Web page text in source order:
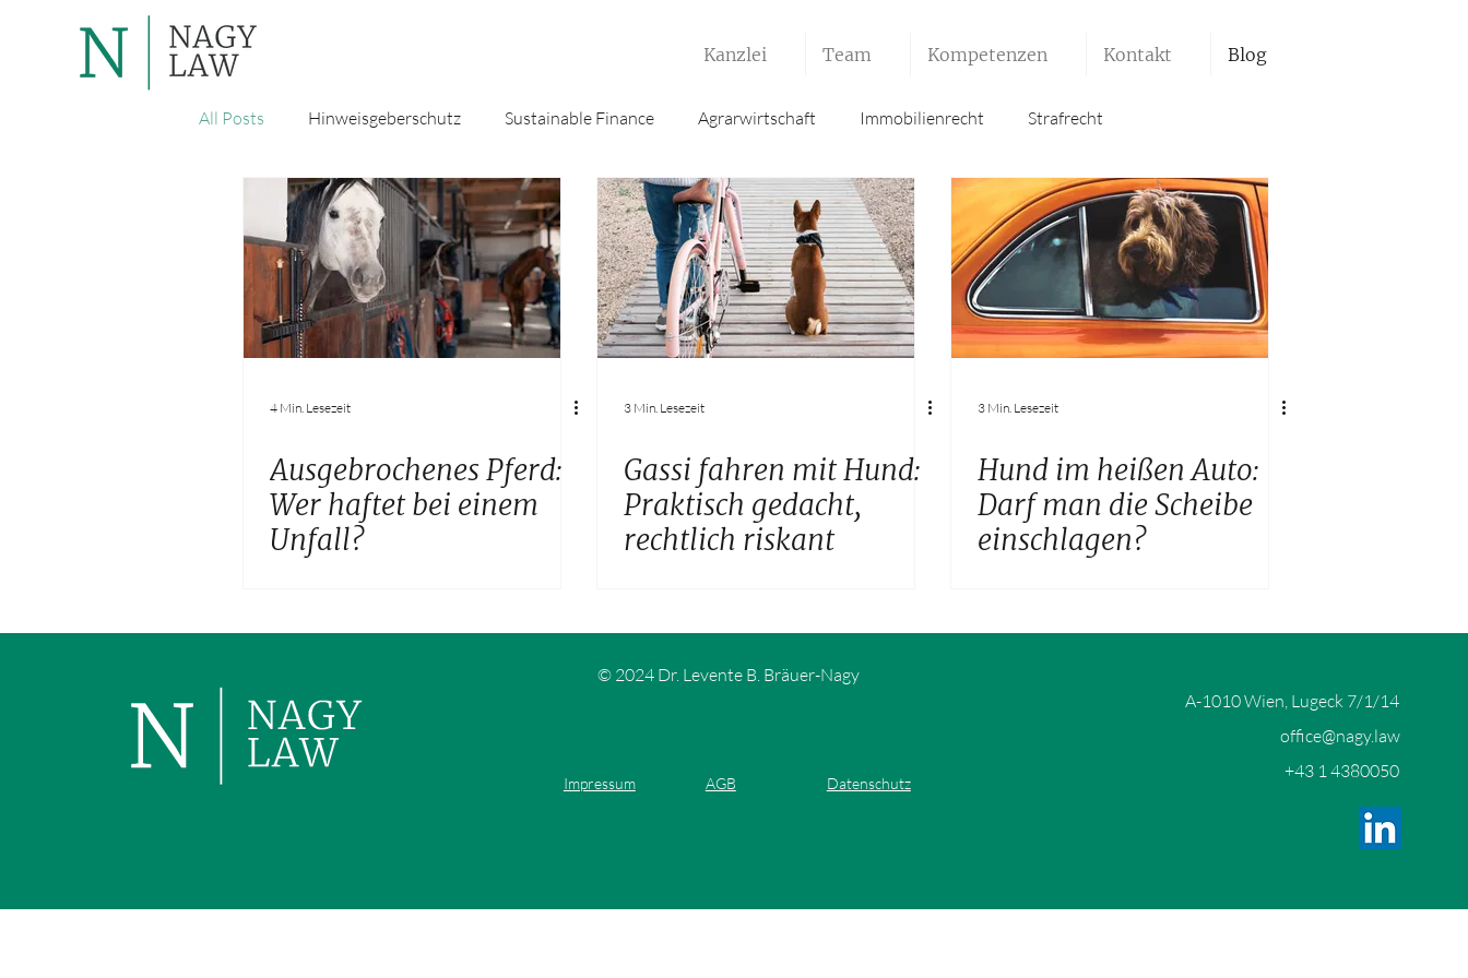
Kanzlei Team Kompetenzen Kontakt Blog
All Posts Hinweisgeberschutz Sustainable Finance Agrarwirtschaft Immobilienrecht Strafrecht
4 Min. Lesezeit
Ausgebrochenes Pferd:
Wer haftet bei einem
Unfall?
3 Min. Lesezeit
Gassi fahren mit Hund:
Praktisch gedacht,
rechtlich riskant
3 Min. Lesezeit
Hund im heißen Auto:
Darf man die Scheibe
einschlagen?
© 2024 Dr. Levente B. Bräuer-Nagy
Impressum AGB Datenschutz
A-1010 Wien, Lugeck 7/1/14
office@nagy.law
+43 1 4380050